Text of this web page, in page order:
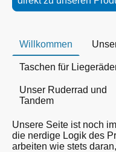
Willkommen
Taschen für
Unser Ruderrad und
Tandem
Unsere Seite ist noch
die nerdige Logik des
arbeiten wie stets